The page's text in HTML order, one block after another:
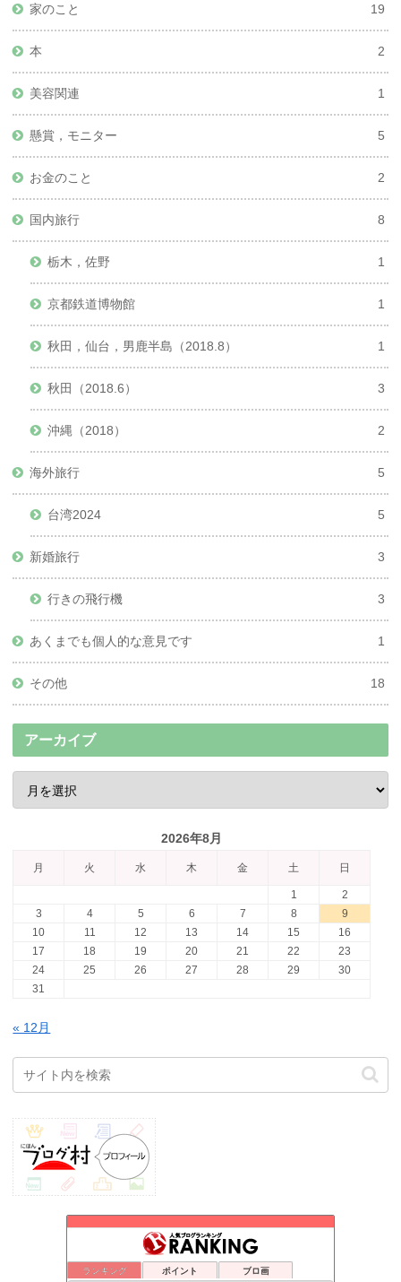
家のこと 19
本 2
美容関連 1
懸賞，モニター 5
お金のこと 2
国内旅行 8
栃木，佐野 1
京都鉄道博物館 1
秋田，仙台，男鹿半島（2018.8） 1
秋田（2018.6） 3
沖縄（2018） 2
海外旅行 5
台湾2024 5
新婚旅行 3
行きの飛行機 3
あくまでも個人的な意見です 1
その他 18
アーカイブ
2026年8月
月 火 水 木 金 土 日
1
2
3
4 5 6 7 8
9
10
11 12 13 14 15
16
17
18 19 20 21 22
23
24
25 26 27 28 29
30
31
« 12月
ランキング ポイント ブロ画